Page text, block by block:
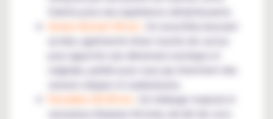
Green Hornet 50 ml :
au kiwi, agrémenté d'une touche de cactus
pour apporter une dimension exotique et
originale, parfait pour ceux qui cherchent des
saveurs uniques et audacieuses.
Paradise Oil 50 ml :
Un mélange tropical et
savoureux d'ananas Victoria, de lait de coco